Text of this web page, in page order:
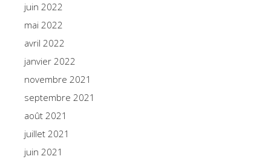
juin 2022
mai 2022
avril 2022
janvier 2022
novembre 2021
septembre 2021
août 2021
juillet 2021
juin 2021